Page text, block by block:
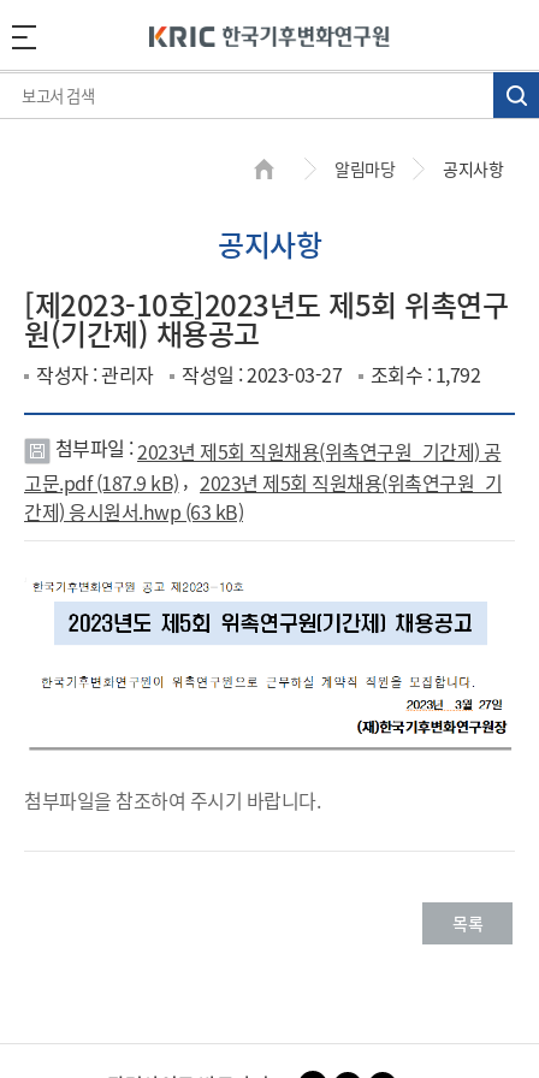
알림마당 공지사항
공지사항
[제2023-10호]2023년도 제5회 위촉연구
원(기간제) 채용공고
작성자 : 관리자 작성일 : 2023-03-27 조회수 : 1,792
첨
부
파
첨부파일 :2023년 제5회 직원채용(위촉연구원_기간제) 공
고문.pdf (187.9 kB) , 2023년 제5회 직원채용(위촉연구원_기
간제) 응시원서.hwp (63 kB)
첨부파일을 참조하여 주시기 바랍니다.
목록